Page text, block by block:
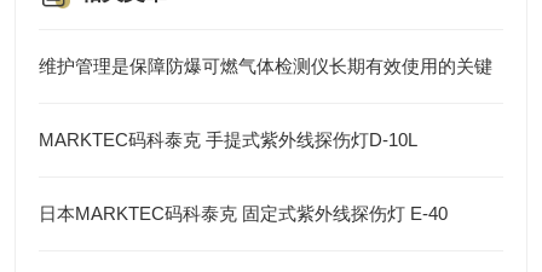
维护管理是保障防爆可燃气体检测仪长期有效使用的关键
MARKTEC码科泰克 手提式紫外线探伤灯D-10L
日本MARKTEC码科泰克 固定式紫外线探伤灯 E-40